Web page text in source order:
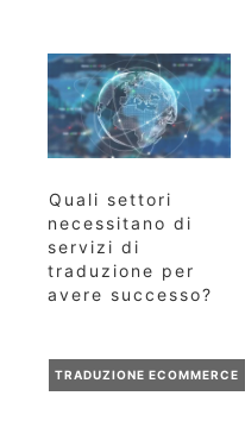
Quali settori
necessitano di
servizi di
traduzione per
avere successo?
TRADUZIONE ECOMMERCE